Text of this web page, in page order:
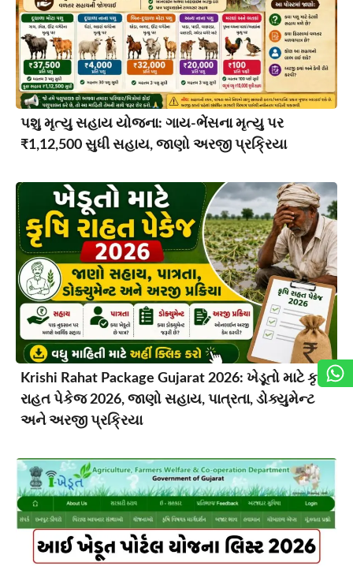
પશુ મૃત્યુ સહાય યોજના: ગાય-ભેંસના મૃત્યુ પર
₹1,12,500 સુધી સહાય, જાણો અરજી પ્રક્રિયા
Krishi Rahat Package Gujarat 2026: ખેડૂતો માટે કૃષિ
રાહત પેકેજ 2026, જાણો સહાય, પાત્રતા, ડોક્યુમેન્ટ
અને અરજી પ્રક્રિયા